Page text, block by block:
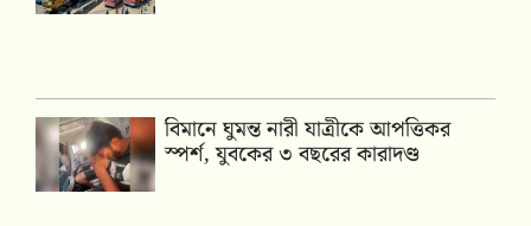
বিমানে ঘুমন্ত নারী যাত্রীকে আপত্তিকর
স্পর্শ, যুবকের ৩ বছরের কারাদণ্ড